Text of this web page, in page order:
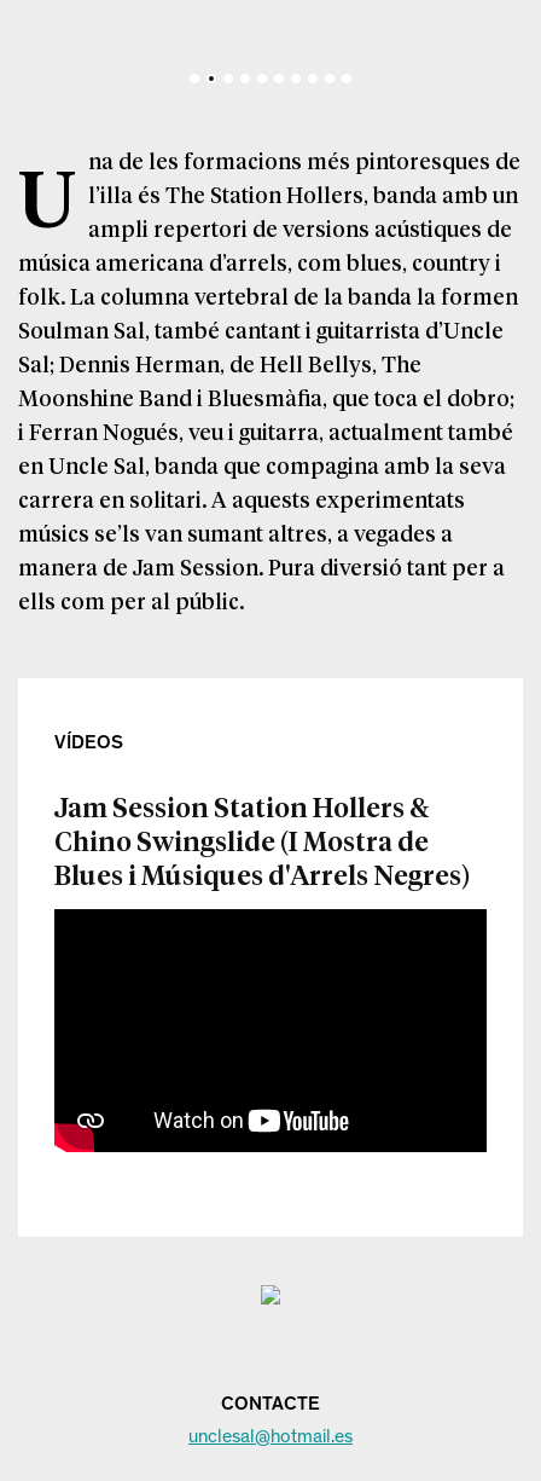
CONTACTE
unclesal@hotmail.es
Una de les formacions més pintoresques de l’illa és The Station Hollers, banda amb un
ampli repertori de versions acústiques de
música americana d’arrels, com blues, country i
folk. La columna vertebral de la banda la formen
Soulman Sal, també cantant i guitarrista d’Uncle
Sal; Dennis Herman, de Hell Bellys, The
Moonshine Band i Bluesmàfia, que toca el dobro;
i Ferran Nogués, veu i guitarra, actualment també
en Uncle Sal, banda que compagina amb la seva
carrera en solitari. A aquests experimentats
músics se’ls van sumant altres, a vegades a
manera de Jam Session. Pura diversió tant per a
ells com per al públic.
VÍDEOS
Jam Session Station Hollers &
Chino Swingslide (I Mostra de
Blues i Músiques d'Arrels Negres)